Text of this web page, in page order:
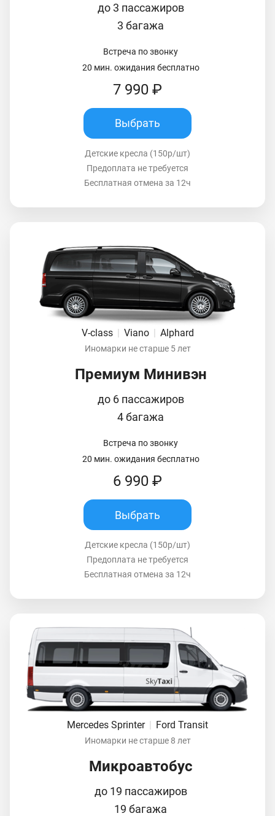
до 3 пассажиров
3 багажа
Встреча по звонку
20 мин. ожидания бесплатно
7 990 ₽
Выбрать
Детские кресла (150р/шт)
Предоплата не требуется
Бесплатная отмена за 12ч
V-class Viano Alphard
Иномарки не старше 5 лет
Премиум Минивэн
до 6 пассажиров
4 багажа
Встреча по звонку
20 мин. ожидания бесплатно
6 990 ₽
Выбрать
Детские кресла (150р/шт)
Предоплата не требуется
Бесплатная отмена за 12ч
Mercedes Sprinter | Ford Transit
Иномарки не старше 8 лет
Микроавтобус
до 19 пассажиров
19 багажа